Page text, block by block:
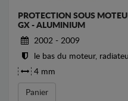
PROTECTION SOUS
GX - ALUMINIUM
2002 - 2009
le bas du moteur,
4 mm
Panier